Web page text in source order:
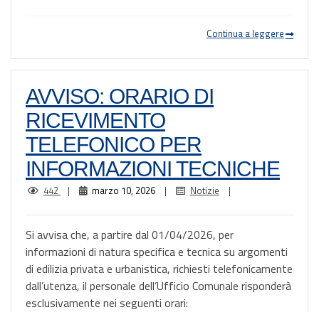
Continua a leggere
AVVISO: ORARIO DI
RICEVIMENTO
TELEFONICO PER
INFORMAZIONI TECNICHE
442 | marzo 10, 2026 | Notizie |
Si avvisa che, a partire dal 01/04/2026, per
informazioni di natura specifica e tecnica su argomenti
di edilizia privata e urbanistica, richiesti telefonicamente
dall’utenza, il personale dell’Ufficio Comunale risponderà
esclusivamente nei seguenti orari: